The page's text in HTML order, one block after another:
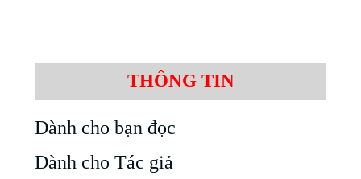
THÔNG TIN
Dành cho bạn đọc
Dành cho Tác giả